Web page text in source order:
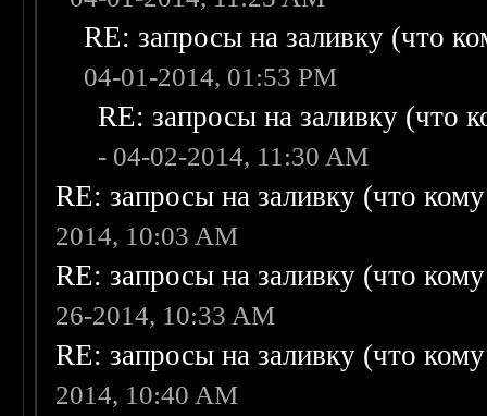
RE: запросы на заливку (что
04-01-2014, 01:53 PM
RE: запросы на заливку (что
- 04-02-2014, 11:30 AM
RE: запросы на заливку (что
2014, 10:03 AM
RE: запросы на заливку (что
26-2014, 10:33 AM
RE: запросы на заливку (что
2014, 10:40 AM